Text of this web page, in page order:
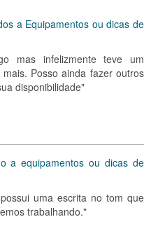
a Equipamentos ou dicas de
mas infelizmente teve um
Posso ainda fazer outros
disponibilidade"
a equipamentos ou dicas de
uma escrita no tom que
trabalhando."